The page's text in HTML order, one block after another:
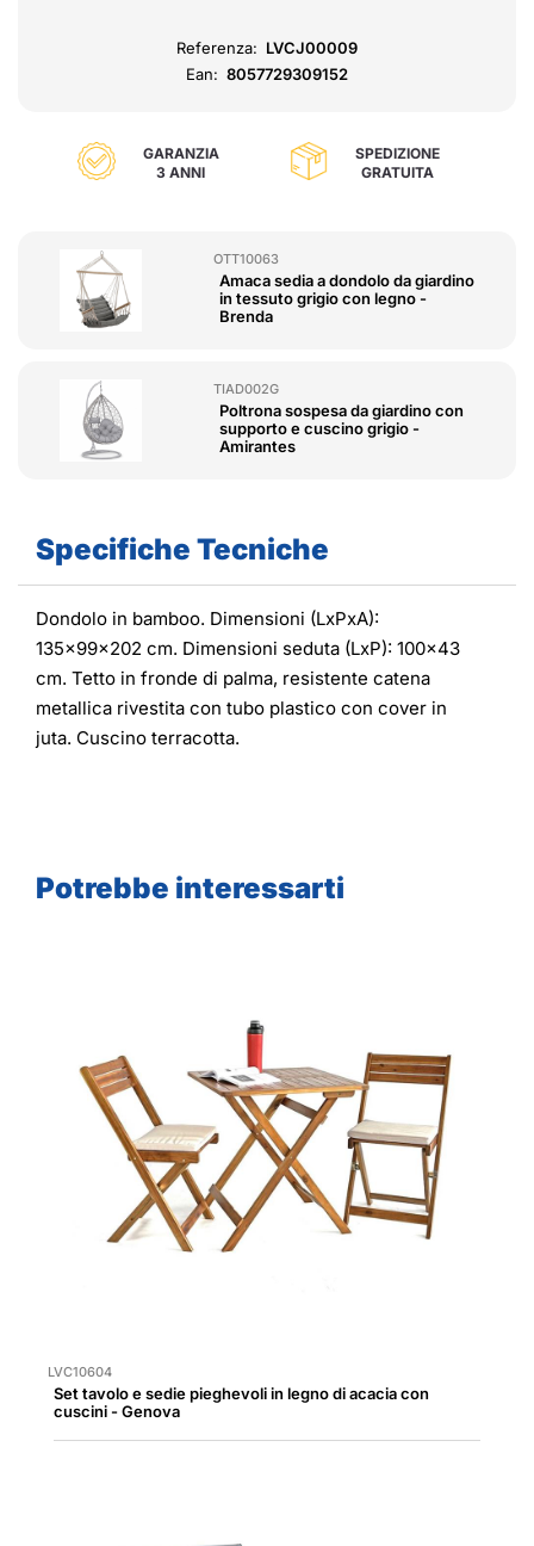
Referenza: LVCJ00009
Ean: 8057729309152
GARANZIA
3 ANNI
SPEDIZIONE
GRATUITA
OTT10063
Amaca sedia a dondolo da giardino
in tessuto grigio con legno -
Brenda
TIAD002G
Poltrona sospesa da giardino con
supporto e cuscino grigio -
Amirantes
Specifiche Tecniche
Dondolo in bamboo. Dimensioni (LxPxA):
135x99x202 cm. Dimensioni seduta (LxP): 100x43
cm. Tetto in fronde di palma, resistente catena
metallica rivestita con tubo plastico con cover in
juta. Cuscino terracotta.
Potrebbe interessarti
LVC10604
Set tavolo e sedie pieghevoli in legno di acacia con
cuscini - Genova